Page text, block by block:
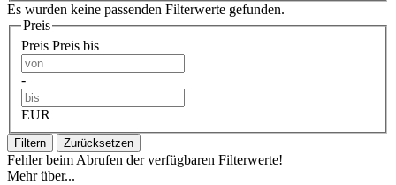
Es wurden keine passenden Filterwerte gefunden.
Preis
Preis Preis bis
-
EUR
Filtern Zurücksetzen
Fehler beim Abrufen der verfügbaren Filterwerte!
Mehr über...